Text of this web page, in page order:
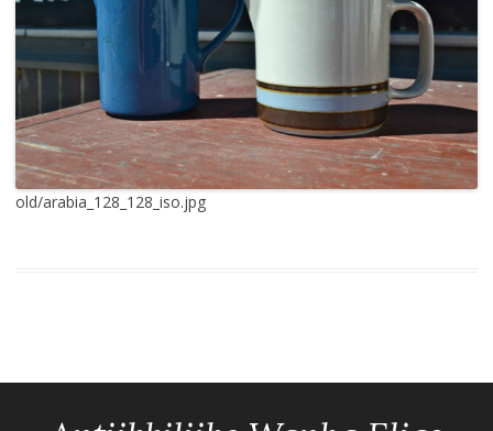
old/arabia_128_128_iso.jpg